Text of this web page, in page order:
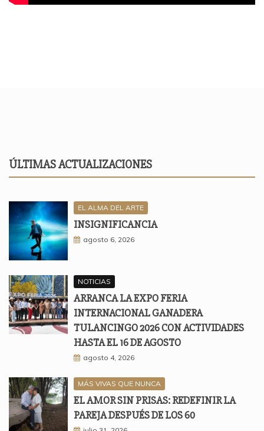
ÚLTIMAS ACTUALIZACIONES
EL ALMA DEL ARTE
INSIGNIFICANCIA
agosto 6, 2026
NOTICIAS
ARRANCA LA EXPO FERIA
INTERNACIONAL GANADERA
TULANCINGO 2026 CON ACTIVIDADES
HASTA EL 16 DE AGOSTO
agosto 4, 2026
MÁS VIVAS QUE NUNCA
EL AMOR SIN PRISAS: REDEFINIR LA
PAREJA DESPUÉS DE LOS 60